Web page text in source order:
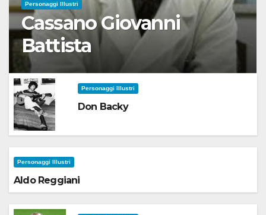
Personaggi Illustri
Cassano Giovanni
Battista
Personaggi Illustri
Don Backy
Personaggi Illustri
Aldo Reggiani